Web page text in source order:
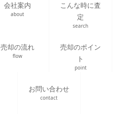
会社案内
about
こんな時に査
定
search
売却の流れ
flow
売却のポイン
ト
point
お問い合わせ
contact